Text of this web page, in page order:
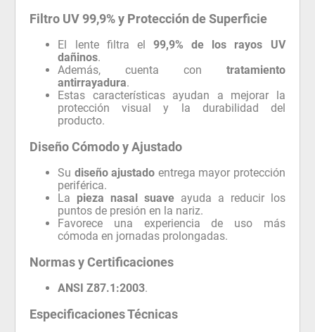
Filtro UV 99,9% y Protección de Superficie
El lente filtra el 99,9% de los rayos UV
dañinos.
Además, cuenta con tratamiento
antirrayadura.
Estas características ayudan a mejorar la
protección visual y la durabilidad del
producto.
Diseño Cómodo y Ajustado
Su diseño ajustado entrega mayor protección
periférica.
La pieza nasal suave ayuda a reducir los
puntos de presión en la nariz.
Favorece una experiencia de uso más
cómoda en jornadas prolongadas.
Normas y Certificaciones
ANSI Z87.1:2003.
Especificaciones Técnicas